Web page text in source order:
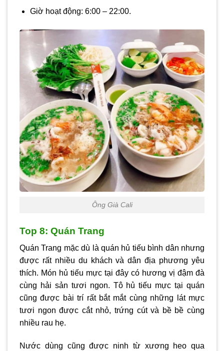
Giờ hoạt động: 6:00 – 22:00.
Ông Già Cali
Top 8: Quán Trang
Quán Trang mặc dù là quán hủ tiếu bình dân nhưng
được rất nhiều du khách và dân địa phương yêu
thích. Món hủ tiếu mực tại đây có hương vị đậm đà
cùng hải sản tươi ngon. Tô hủ tiếu mực tại quán
cũng được bài trí rất bắt mắt cùng những lát mực
tươi ngon được cắt nhỏ, trứng cút và bề bề cùng
nhiều rau hẹ.
Nước dùng cũng được ninh từ xương heo qua